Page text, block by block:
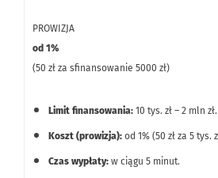
PROWIZJA
od 1%
(50 zł za sfinansowanie 5000 zł)
Limit finansowania: 10 tys. zł – 2 mln zł.
Koszt (prowizja): od 1% (50 zł za 5 tys.
Czas wypłaty: w ciągu 5 minut.